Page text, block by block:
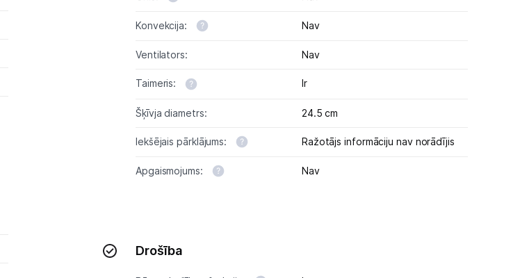
Konvekcija: Nav
Ventilators: Nav
Taimeris: Ir
Šķīvja diametrs: 24.5 cm
Iekšējais pārklājums: Ražotājs informāciju nav norādījis
Apgaismojums: Nav
Drošība